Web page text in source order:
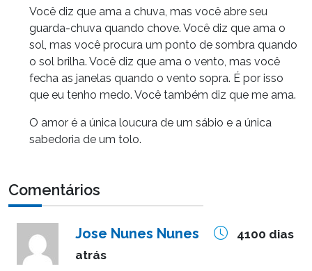
Você diz que ama a chuva, mas você abre seu
guarda-chuva quando chove. Você diz que ama o
sol, mas você procura um ponto de sombra quando
o sol brilha. Você diz que ama o vento, mas você
fecha as janelas quando o vento sopra. É por isso
que eu tenho medo. Você também diz que me ama.
O amor é a única loucura de um sábio e a única
sabedoria de um tolo.
Comentários
Jose Nunes Nunes
4100 dias
atrás